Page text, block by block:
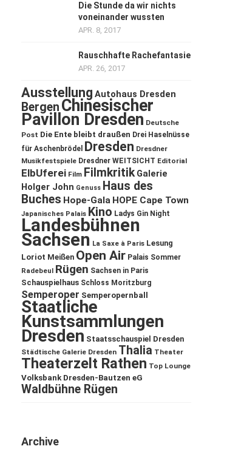
Die Stunde da wir nichts
voneinander wussten
APR. 8, 2017
Rauschhafte Rachefantasie
APR. 26, 2017
Ausstellung Autohaus Dresden
Bergen Chinesischer
Pavillon Dresden Deutsche
Post Die Ente bleibt draußen Drei Haselnüsse
für Aschenbrödel
Dresden Dresdner
Musikfestspiele Dresdner WEITSICHT Editorial
ElbUferei Film Filmkritik Galerie
Holger John Genuss Haus des
Buches Hope-Gala HOPE Cape Town
Japanisches Palais Kino Ladys Gin Night
Landesbühnen
Sachsen La Saxe à Paris Lesung
Loriot Meißen Open Air Palais Sommer
Radebeul Rügen Sachsen in Paris
Schauspielhaus Schloss Moritzburg
Semperoper Semperopernball
Staatliche
Kunstsammlungen
Dresden Staatsschauspiel Dresden
Städtische Galerie Dresden Thalia Theater
Theaterzelt Rathen Top Lounge
Volksbank Dresden-Bautzen eG
Waldbühne Rügen
Archive